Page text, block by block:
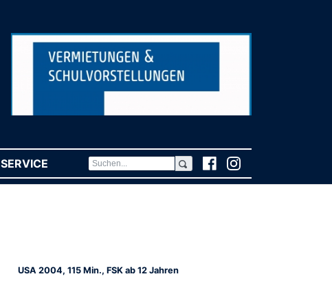
SERVICE (CURRENT)
USA 2004, 115 Min., FSK ab 12 Jahren